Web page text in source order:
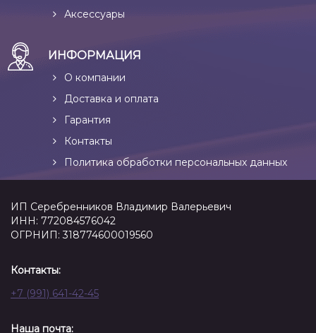
Аксессуары
ИНФОРМАЦИЯ
О компании
Доставка и оплата
Гарантия
Контакты
Политика обработки персональных данных
ИП Серебренников Владимир Валерьевич
ИНН: 772084576042
ОГРНИП: 318774600019560
Контакты:
+7 (991) 641-42-45
Наша почта: